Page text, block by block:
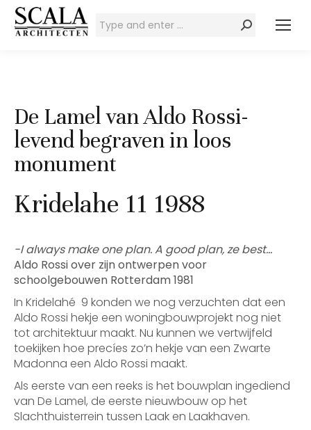
Zoeken:
De Lamel van Aldo Rossi-
levend begraven in loos
monument
Kridelahe 11 1988
-I always make one plan. A good plan, ze best…
Aldo Rossi over zijn ontwerpen voor
schoolgebouwen Rotterdam 1981
In Kridelahé 9 konden we nog verzuchten dat een
Aldo Rossi hekje een woningbouwprojekt nog niet
tot architektuur maakt. Nu kunnen we vertwijfeld
toekijken hoe precíes zo’n hekje van een Zwarte
Madonna een Aldo Rossi maakt.
Als eerste van een reeks is het bouwplan ingediend
van De Lamel, de eerste nieuwbouw op het
Slachthuisterrein tussen Laak en Laakhaven.